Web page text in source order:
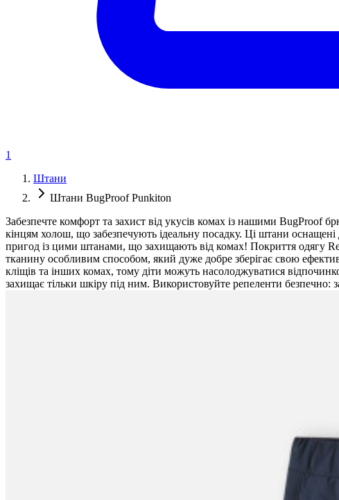
1
Штани
Штани BugProof Punkiton
Забезпечте комфорт та захист від укусів комах із нашими
кінцям холош, що забезпечують ідеальну посадку. Ці штани оснащені
пригод із цими штанами, що захищають від комах! Покриття одягу
тканину особливим способом, який дуже добре зберігає свою
кліщів та інших комах, тому діти можуть насолоджуватися
захищає тільки шкіру під ним. Використовуйте репеленти